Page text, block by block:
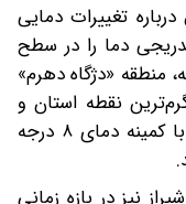
تغییرات دمایی
دما را در سطح
منطقه «دژگاه دهرم»
گرم‌ترین نقطه استان و
شهرستان‌های «پاسارگاد» و «صفاشهر» با کمینه دمای ۸ درجه
نیز در بازه زمانی